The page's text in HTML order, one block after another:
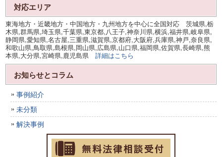
対応エリア
東海地方・近畿地方・中国地方・九州地方を中心に全国対応 茨城県,栃
木県,群馬県,埼玉県,千葉県,東京都,八王子,神奈川県,横浜,福井県,岐阜県,
静岡県,愛知県,名古屋,三重県,滋賀県,京都府,大阪府,兵庫県,神戸,奈良県,
和歌山県,鳥取県,島根県,岡山県,広島県,山口県,福岡県,佐賀県,長崎県,熊
本県,大分県,宮崎県,鹿児島県詳細はこちら
お知らせとコラム
事例紹介
未分類
解決事例